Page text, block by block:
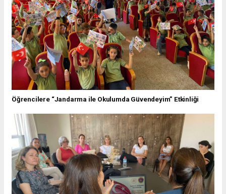
Öğrencilere “Jandarma ile Okulumda Güvendeyim” Etkinliği